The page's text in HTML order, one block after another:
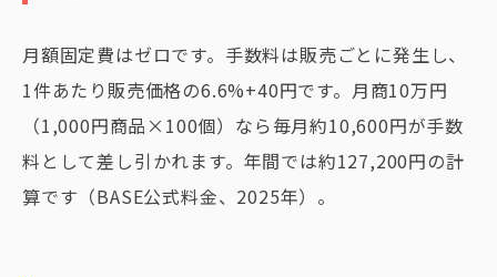
月額固定費はゼロです。手数料は販売ごとに発生し、
1件あたり販売価格の6.6%+40円です。月商10万円
（1,000円商品×100個）なら毎月約10,600円が手数
料として差し引かれます。年間では約127,200円の計
算です（BASE公式料金、2025年）。